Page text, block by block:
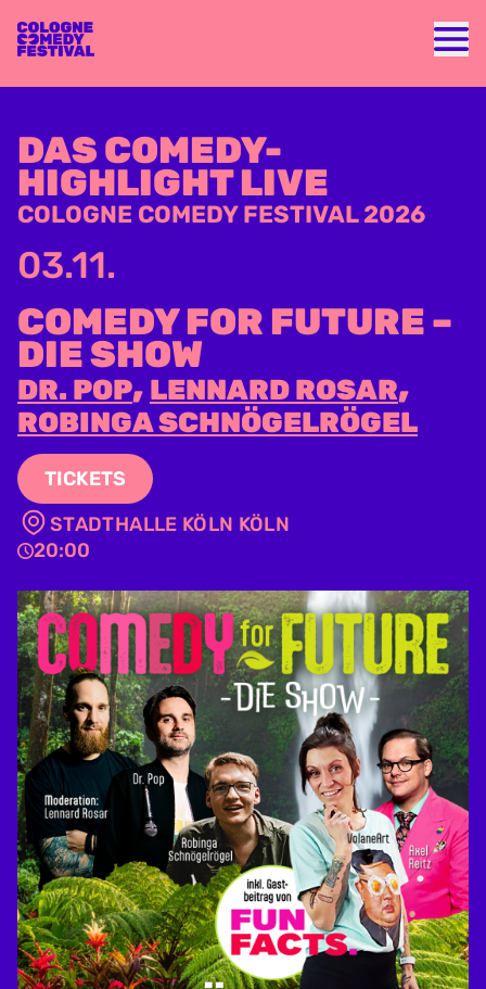
DAS COMEDY-
HIGHLIGHT LIVE
COLOGNE COMEDY FESTIVAL 2026
03.11.
COMEDY FOR FUTURE –
DIE SHOW
DR. POP, LENNARD ROSAR,
ROBINGA SCHNÖGELRÖGEL
TICKETS
STADTHALLE KÖLN KÖLN
20:00